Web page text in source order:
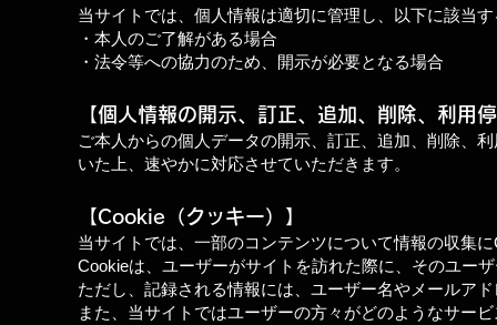
当サイトでは、個人情報は適切に管理し、以下に該当
・本人のご了解がある場合
・法令等への協力のため、開示が必要となる場合
【個人情報の開示、訂正、追加、 削除、利用
ご本人からの個人データの開示、訂正、追加、削除、
いた上、速やかに対応させていただきます。
【Cookie（クッキー）】
当サイトでは、一部のコンテンツについて情報の収集
Cookieは、ユーザーがサイトを訪れた際に、そのユー
ただし、記録される情報には、ユーザー名やメールア
また、当サイトではユーザーの方々がどのようなサー